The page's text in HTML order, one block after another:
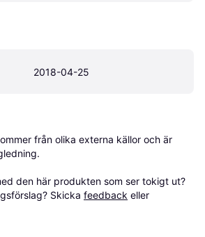
2018-04-25
från olika externa källor och är
den här produkten som ser tokigt ut?
Skicka feedback eller